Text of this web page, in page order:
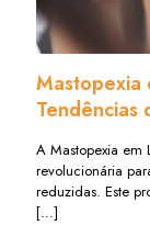
Mastopexia
Tendências
A Mastopexia
revolucionária
reduzidas. Este
[…]